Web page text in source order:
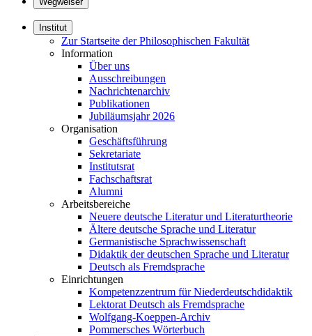
Institut
Zur Startseite der Philosophischen Fakultät
Information
Über uns
Ausschreibungen
Nachrichtenarchiv
Publikationen
Jubiläumsjahr 2026
Organisation
Geschäftsführung
Sekretariate
Institutsrat
Fachschaftsrat
Alumni
Arbeitsbereiche
Neuere deutsche Literatur und Literaturtheorie
Ältere deutsche Sprache und Literatur
Germanistische Sprachwissenschaft
Didaktik der deutschen Sprache und Literatur
Deutsch als Fremdsprache
Einrichtungen
Kompetenzzentrum für Niederdeutschdidaktik
Lektorat Deutsch als Fremdsprache
Wolfgang-Koeppen-Archiv
Pommersches Wörterbuch